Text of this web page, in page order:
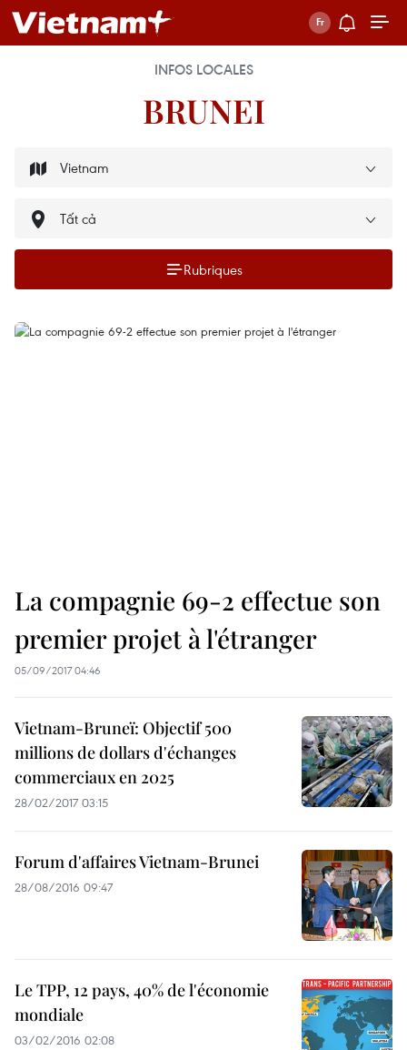
INFOS LOCALES
BRUNEI
Rubriques
La compagnie 69-2 effectue son
premier projet à l'étranger
05/09/2017 04:46
Vietnam-Bruneï: Objectif 500
millions de dollars d'échanges
commerciaux en 2025
28/02/2017 03:15
Forum d'affaires Vietnam-Brunei
28/08/2016 09:47
Le TPP, 12 pays, 40% de l'économie
mondiale
03/02/2016 02:08